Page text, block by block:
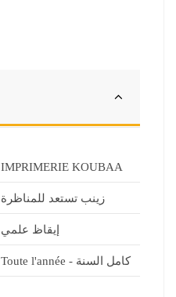
IMPRIMERIE KOUBAA
زينب تستعد للمناظرة
إيقاظ علمي
Toute l'année - كامل السنة